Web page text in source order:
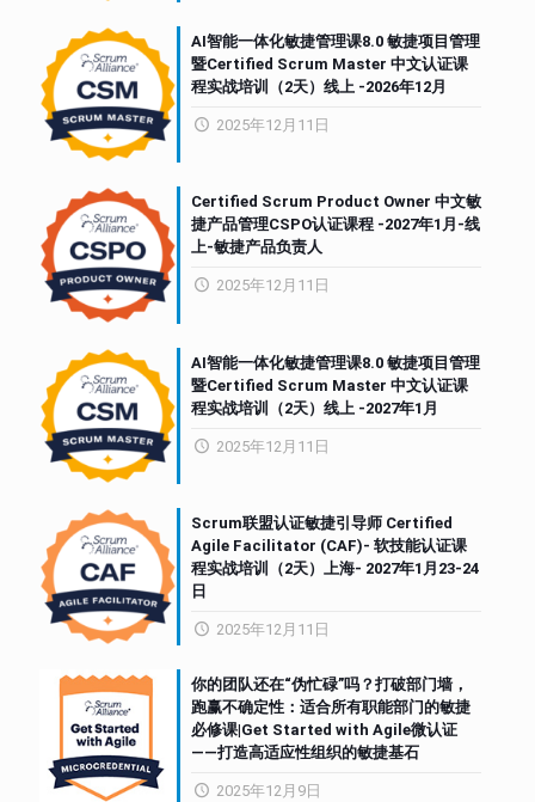
AI智能一体化敏捷管理课8.0 敏捷项目管理
暨Certified Scrum Master 中文认证课
程实战培训（2天）线上 -2026年12月
2025年12月11日
Certified Scrum Product Owner 中文敏
捷产品管理CSPO认证课程 -2027年1月-线
上-敏捷产品负责人
2025年12月11日
AI智能一体化敏捷管理课8.0 敏捷项目管理
暨Certified Scrum Master 中文认证课
程实战培训（2天）线上 -2027年1月
2025年12月11日
Scrum联盟认证敏捷引导师 Certified
Agile Facilitator (CAF)- 软技能认证课
程实战培训（2天）上海- 2027年1月23-24
日
2025年12月11日
你的团队还在“伪忙碌”吗？打破部门墙，
跑赢不确定性：适合所有职能部门的敏捷
必修课|Get Started with Agile微认证
——打造高适应性组织的敏捷基石
2025年12月9日